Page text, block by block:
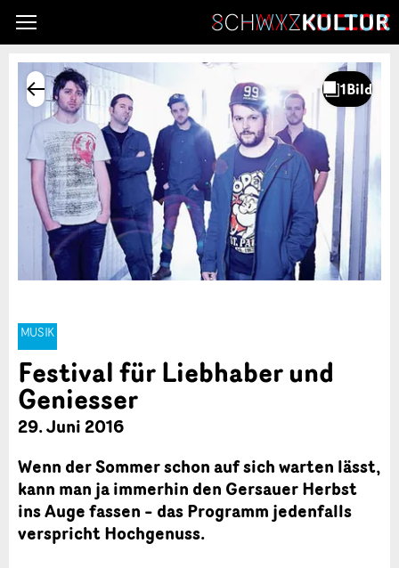
MUSIK
Festival für Liebhaber und
Geniesser
29. Juni 2016
Wenn der Sommer schon auf sich warten lässt,
kann man ja immerhin den Gersauer Herbst
ins Auge fassen – das Programm jedenfalls
verspricht Hochgenuss.